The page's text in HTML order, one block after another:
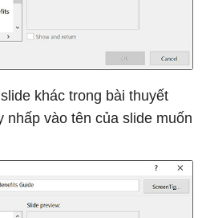
khác trong bài thuyết
nhấp vào tên của slide muốn